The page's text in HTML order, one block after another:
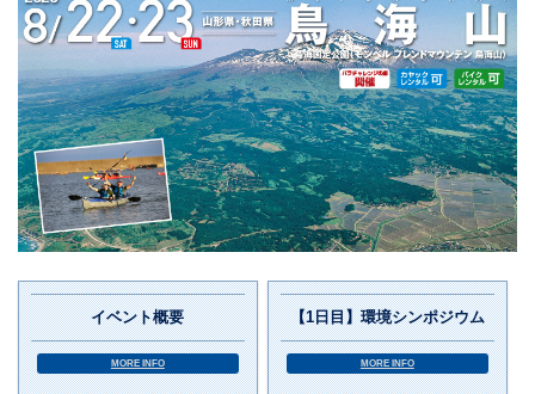
イベント概要
MORE INFO
【1日目】環境シンポジウム
MORE INFO